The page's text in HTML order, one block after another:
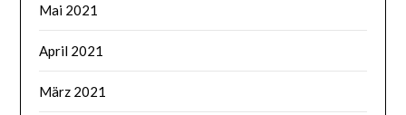
Mai 2021
April 2021
März 2021